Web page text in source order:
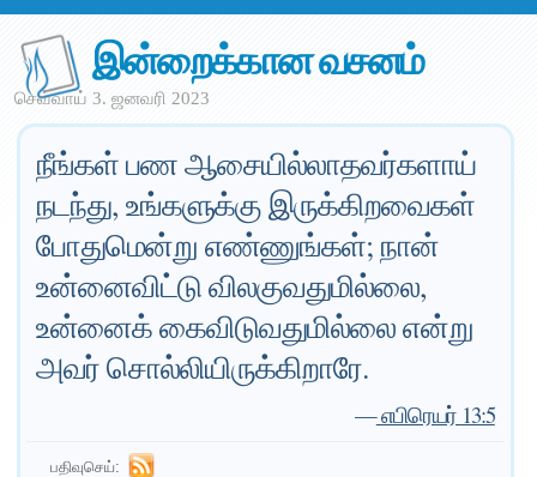
இன்றைக்கான வசனம்
செவ்வாய் 3. ஜனவரி 2023
நீங்கள் பண ஆசையில்லாதவர்களாய்
நடந்து, உங்களுக்கு இருக்கிறவைகள்
போதுமென்று எண்ணுங்கள்; நான்
உன்னைவிட்டு விலகுவதுமில்லை,
உன்னைக் கைவிடுவதுமில்லை என்று
அவர் சொல்லியிருக்கிறாரே.
—எபிரெயர் 13:5
பதிவுசெய்: